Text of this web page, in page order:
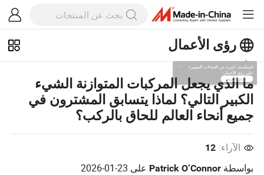
رؤى الأعمال
استكشف المزيد من المقالات الشهيرة
على رؤى الأعمال!
عرض المزيد
ما الذي يجعل المركبات المتوازنة الشيء
الكبير التالي؟ لماذا يتسابق المشترون في
جميع أنحاء العالم للحاق بالركب؟
الآراء: 12
بواسطةPatrick O’Connor على 2026-01-23